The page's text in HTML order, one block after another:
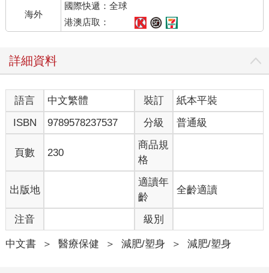
海外
國際快遞：全球
港澳店取：
詳細資料
語言 中文繁體 裝訂
紙本平裝
ISBN
9789578237537 分級 普通級
頁數 230
商品規
格
出版地
適讀年
齡
全齡適讀
注音 級別
中文書 ＞ 醫療保健 ＞ 減肥/塑身 ＞ 減肥/塑身